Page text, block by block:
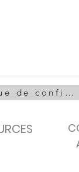
Politique de confidentialité